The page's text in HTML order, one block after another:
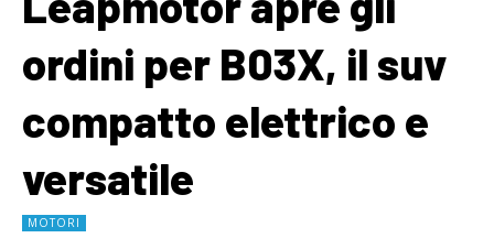
ordini per B03X, il suv
compatto elettrico e
versatile
MOTORI